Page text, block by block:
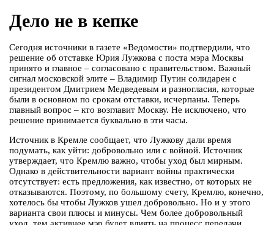
Дело не в кепке
Сегодня источники в газете «Ведомости» подтвердили, что
решение об отставке Юрия Лужкова с поста мэра Москвы
принято и главное – согласовано с правительством. Важный
сигнал московской элите – Владимир Путин солидарен с
президентом Дмитрием Медведевым и разногласия, которые
были в основном по срокам отставки, исчерпаны. Теперь
главный вопрос – кто возглавит Москву. Не исключено, что
решение принимается буквально в эти часы.
Источник в Кремле сообщает, что Лужкову дали время
подумать, как уйти: добровольно или с войной. Источник
утверждает, что Кремлю важно, чтобы уход был мирным.
Однако в действительности вариант войны практически
отсутствует: есть предложения, как известно, от которых не
отказываются. Поэтому, по большому счету, Кремлю, конечно,
хотелось бы чтобы Лужков ушел добровольно. Но и у этого
варианта свои плюсы и минусы. Чем более добровольный